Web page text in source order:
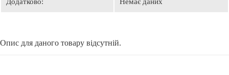
Опис для даного товару відсутній.